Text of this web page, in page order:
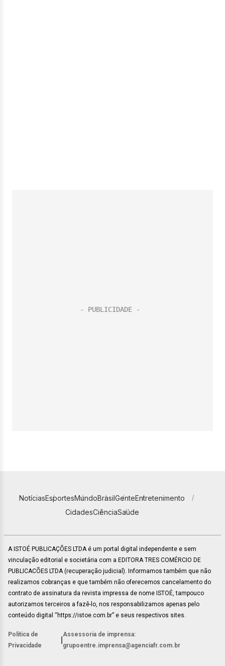
NotíciasEsportesMundoBrasilGenteEntretenimento
CidadesCiênciaSaúde
A ISTOÉ PUBLICAÇÕES LTDA é um portal digital independente e sem
vinculação editorial e societária com a EDITORA TRES COMÉRCIO DE
PUBLICACÕES LTDA (recuperação judicial). Informamos também que não
realizamos cobranças e que também não oferecemos cancelamento do
contrato de assinatura da revista impressa de nome ISTOÉ, tampouco
autorizamos terceiros a fazê-lo, nos responsabilizamos apenas pelo
conteúdo digital “https://istoe.com.br” e seus respectivos sites.
Política de
Privacidade
Assessoria de imprensa:
grupoentre.imprensa@agenciafr.com.br